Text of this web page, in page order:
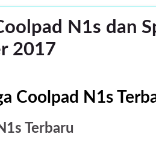
N1s dan
2017
Coolpad N1s
Terbaru